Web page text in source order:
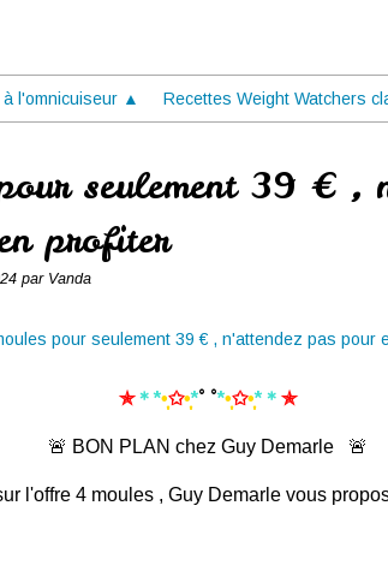
l'omnicuiseur ▲ Recettes Weight Watchers
seulement 39 € ,
profiter
par Vanda
✯＊*•̩̩͙✩•̩̩͙*˚ ˚*•̩̩͙✩•̩̩͙* ＊ ✯
🚨 BON PLAN chez Guy Demarle 🚨
l'offre 4 moules , Guy Demarle vous